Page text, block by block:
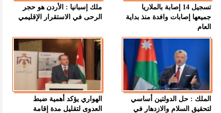
تسجيل 14 إصابة بالملاريا
جميعها إصابات وافدة منذ بداية
العام
ملك إسبانيا : الأردن هو حجر
الرحى في الاستقرار الإقليمي
الملك : حل الدولتين أساسي
لتحقيق السلام والازدهار في
الهواري يؤكد أهمية ضبط
العدوى لتقليل مدة إقامة